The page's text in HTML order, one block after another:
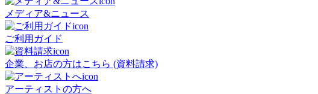
メディア&ニュース
ご利用ガイド
企業、お店の方はこちら (資料請求)
アーティストの方へ